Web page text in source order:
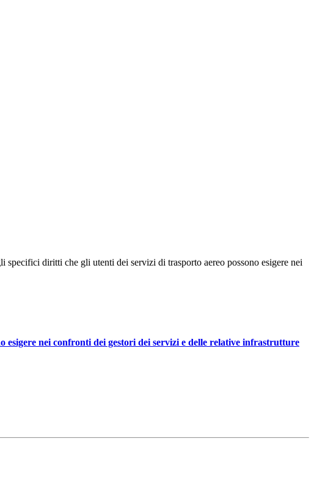
diritti che gli utenti dei servizi di trasporto aereo possono esigere nei
nei confronti dei gestori dei servizi e delle relative infrastrutture